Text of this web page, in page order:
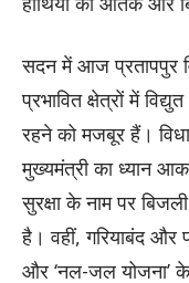
सदन में आज प्रतापपुर
प्रभावित क्षेत्रों में
रहने को मजबूर हैं।
मुख्यमंत्री का ध्यान
सुरक्षा के नाम पर
है। वहीं, गरियाबंद
और ‘नल-जल योजना’ के